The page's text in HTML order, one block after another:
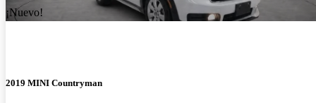
¡Nuevo!
2019 MINI Countryman